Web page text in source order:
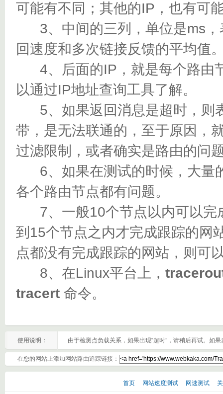
可能有不同；其他的IP，也有可
3、中间的三列，单位是ms，
回速度和多次链接反馈的平均值
4、后面的IP，就是每个路由
以通过IP地址查询工具了解。
5、如果返回消息是超时，则
带，是无法联通的，至于原因，
过滤限制，或者确实是路由的问
6、如果在测试的时候，大量
各个路由节点都有问题。
7、一般10个节点以内可以完
到15个节点之内才完成跟踪的网
点都没有完成跟踪的网站，则可
8、在Linux平台上，
tracert 命令。
使用说明： 由于检测点负载关系，如果出现“超时”，请稍后再试。如
在您的网站上添加网站路由追踪链接：
首页 网站速度测试 网速测试